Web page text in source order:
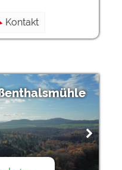
Kontakt